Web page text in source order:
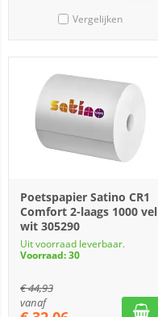
Vergelijken
Poetspapier Satino CR1
Comfort 2-laags 1000 vel
wit 305290
Uit voorraad leverbaar.
Voorraad: 30
€44,93
vanaf